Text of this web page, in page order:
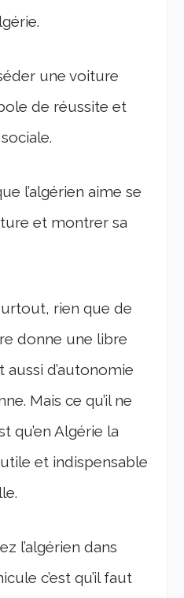
une voiture
de réussite et
l’algérien aime se
et montrer sa
rien que de
donne une libre
d’autonomie
Mais ce qu’il ne
qu’en Algérie la
et indispensable
l’algérien dans
c’est qu’il faut